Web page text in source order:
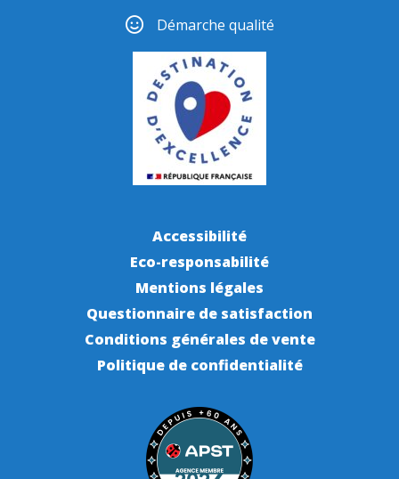
Démarche qualité
Accessibilité
Eco-responsabilité
Mentions légales
Questionnaire de satisfaction
Conditions générales de vente
Politique de confidentialité